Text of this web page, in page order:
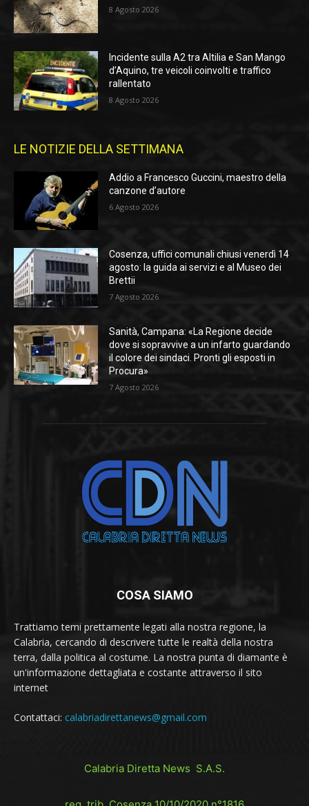
8 Agosto 2026
Incidente sulla A2 tra Altilia e San Mango
d’Aquino, tre veicoli coinvolti e traffico
rallentato
8 Agosto 2026
LE NOTIZIE DELLA SETTIMANA
Addio a Francesco Guccini, maestro della
canzone d’autore
6 Agosto 2026
Cosenza, uffici comunali chiusi venerdì 14
agosto: la guida ai servizi e al Museo dei
Brettii
7 Agosto 2026
Sanità, Campana: «La Regione decide
dove si sopravvive a un infarto guardando
il colore dei sindaci. Pronti gli esposti in
Procura»
7 Agosto 2026
COSA SIAMO
Trattiamo temi prettamente legati alla nostra regione, la
Calabria, cercando di descrivere tutte le realtà della nostra
terra, dalla politica al costume. La nostra punta di diamante è
un'informazione dettagliata e costante attraverso il sito
internet
Contattaci: calabriadirettanews@gmail.com
Calabria Diretta News S.A.S.